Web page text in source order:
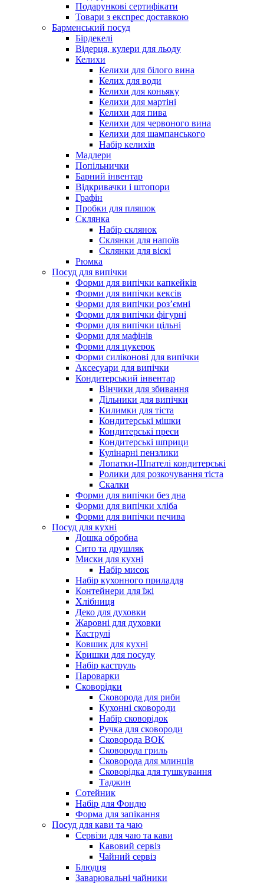
Подарункові сертифікати
Товари з експрес доставкою
Барменський посуд
Бірдекелі
Відерця, кулери для льоду
Келихи
Келихи для білого вина
Келих для води
Келихи для коньяку
Келихи для мартіні
Келихи для пива
Келихи для червоного вина
Келихи для шампанського
Набір келихів
Мадлери
Попільнички
Барний інвентар
Відкривачки і штопори
Графін
Пробки для пляшок
Склянка
Набір склянок
Склянки для напоїв
Склянки для віскі
Рюмка
Посуд для випічки
Форми для випічки капкейків
Форми для випічки кексів
Форми для випічки роз’ємні
Форми для випічки фігурні
Форми для випічки цільні
Форми для мафінів
Форми для цукерок
Форми силіконові для випічки
Аксесуари для випічки
Кондитерський інвентар
Вінчики для збивання
Дільники для випічки
Килимки для тіста
Кондитерські мішки
Кондитерські преси
Кондитерські шприци
Кулінарні пензлики
Лопатки-Шпателі кондитерські
Ролики для розкочування тіста
Скалки
Форми для випічки без дна
Форми для випічки хліба
Форми для випічки печива
Посуд для кухні
Дошка обробна
Сито та друшляк
Миски для кухні
Набір мисок
Набір кухонного приладдя
Контейнери для їжі
Хлібниця
Деко для духовки
Жаровні для духовки
Каструлі
Ковшик для кухні
Кришки для посуду
Набір каструль
Пароварки
Сковорідки
Сковорода для риби
Кухонні сковороди
Набір сковорідок
Ручка для сковороди
Сковорода ВОК
Сковорода гриль
Сковорода для млинців
Сковорідка для тушкування
Таджин
Сотейник
Набір для Фондю
Форма для запікання
Посуд для кави та чаю
Сервізи для чаю та кави
Кавовий сервіз
Чайний сервіз
Блюдця
Заварювальні чайники